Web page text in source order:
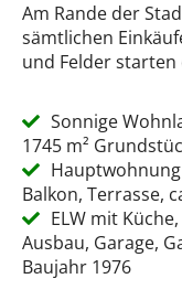
Am Rande der
sämtlichen
und Felder
Sonnige
1745 m²
Hauptwohnung
Balkon, Terrasse,
ELW mit
Ausbau, Garage,
Baujahr 1976